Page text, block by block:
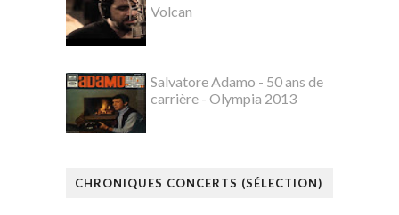
Volcan
Salvatore Adamo - 50 ans de
carrière - Olympia 2013
CHRONIQUES CONCERTS (SÉLECTION)